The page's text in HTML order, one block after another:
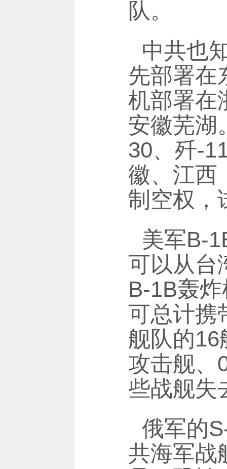
队。
中共也
先部署在
机部署在
安徽芜湖
30、歼-
徽、江西
制空权，
美军B-
可以从台
B-1B轰
可总计携
舰队的16
攻击舰、
些战舰失
俄军的
共海军战